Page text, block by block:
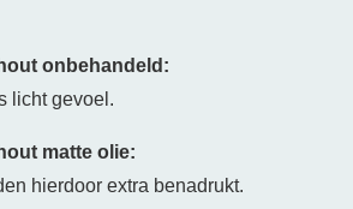
onbehandeld:
licht gevoel.
matte olie:
hierdoor extra benadrukt.